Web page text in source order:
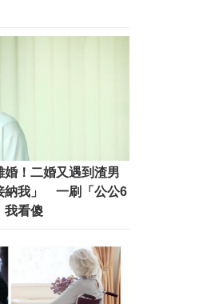
！二婚又遇到渣男
納我」 一刷「公公6
我看傻